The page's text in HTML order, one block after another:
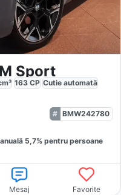
Sport
163 CP Cutie automată
BMW242780
anuală 5,7% pentru persoane
Mesaj Favorite